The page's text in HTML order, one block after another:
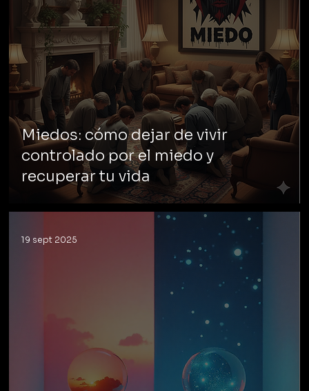
Miedos: cómo dejar de vivir
controlado por el miedo y
recuperar tu vida
19 sept 2025